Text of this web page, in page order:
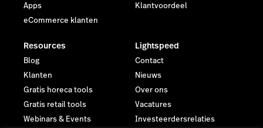
Apps
eCommerce klanten
Klantvoordeel
Resources
Blog
Klanten
Gratis horeca tools
Gratis retail tools
Webinars & Events
Lightspeed
Contact
Nieuws
Over ons
Vacatures
Investeerdersrelaties